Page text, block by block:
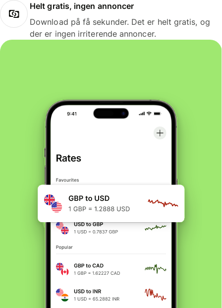
Helt gratis, ingen annoncer
Download på få sekunder. Det er helt gratis, og
der er ingen irriterende annoncer.